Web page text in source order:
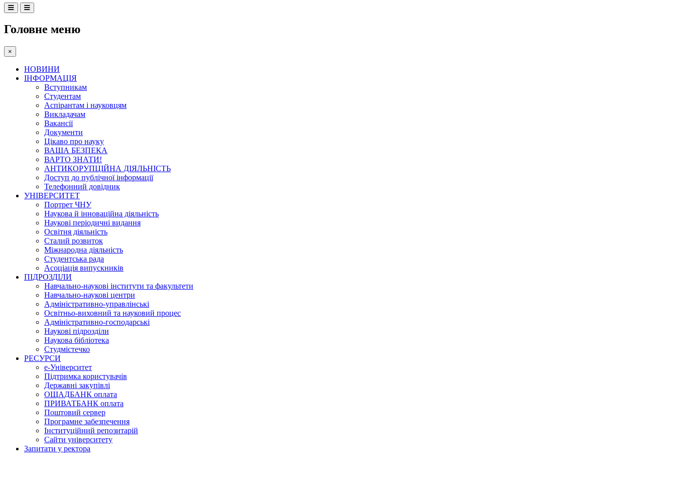
Головне меню
×
НОВИНИ
ІНФОРМАЦІЯ
Вступникам
Студентам
Аспірантам і науковцям
Викладачам
Вакансії
Документи
Цікаво про науку
ВАША БЕЗПЕКА
ВАРТО ЗНАТИ!
АНТИКОРУПЦІЙНА ДІЯЛЬНІСТЬ
Доступ до публічної інформації
Телефонний довідник
УНІВЕРСИТЕТ
Портрет ЧНУ
Наукова й інноваційна діяльність
Наукові періодичні видання
Освітня діяльність
Сталий розвиток
Міжнародна діяльність
Студентська рада
Асоціація випускників
ПІДРОЗДІЛИ
Навчально-наукові інститути та факультети
Навчально-наукові центри
Адміністративно-управлінські
Освітньо-виховний та науковий процес
Адміністративно-господарські
Наукові підрозділи
Наукова бібліотека
Студмістечко
РЕСУРСИ
е-Університет
Підтримка користувачів
Державні закупівлі
ОЩАДБАНК оплата
ПРИВАТБАНК оплата
Поштовий сервер
Програмне забезпечення
Інституційний репозитарій
Сайти університету
Запитати у ректора